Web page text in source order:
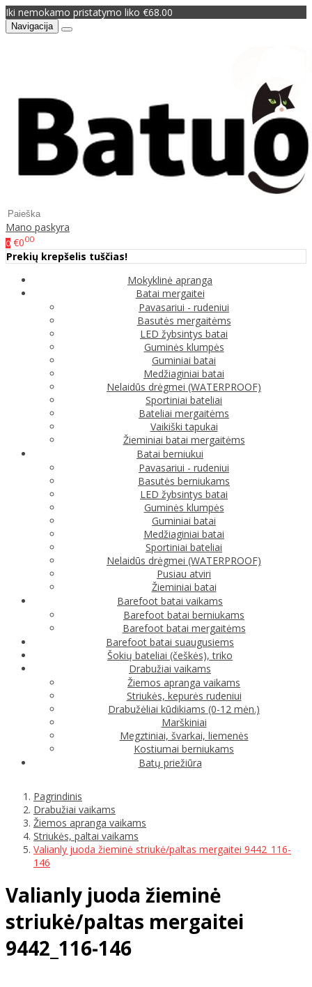
Iki nemokamo pristatymo liko €68.00
Navigacija
Mano paskyra
0 €000
Prekių krepšelis tuščias!
Mokyklinė apranga
Batai mergaitei
Pavasariui - rudeniui
Basutės mergaitėms
LED žybsintys batai
Guminės klumpės
Guminiai batai
Medžiaginiai batai
Nelaidūs drėgmei (WATERPROOF)
Sportiniai bateliai
Bateliai mergaitėms
Vaikiški tapukai
Žieminiai batai mergaitėms
Batai berniukui
Pavasariui - rudeniui
Basutės berniukams
LED žybsintys batai
Guminės klumpės
Guminiai batai
Medžiaginiai batai
Sportiniai bateliai
Nelaidūs drėgmei (WATERPROOF)
Pusiau atviri
Žieminiai batai
Barefoot batai vaikams
Barefoot batai berniukams
Barefoot batai mergaitėms
Barefoot batai suaugusiems
Šokių bateliai (češkės), triko
Drabužiai vaikams
Žiemos apranga vaikams
Striukės, kepurės rudeniui
Drabužėliai kūdikiams (0-12 mėn.)
Marškiniai
Megztiniai, švarkai, liemenės
Kostiumai berniukams
Batų priežiūra
Pagrindinis
Drabužiai vaikams
Žiemos apranga vaikams
Striukės, paltai vaikams
Valianly juoda žieminė striukė/paltas mergaitei 9442_116-
146
Valianly juoda žieminė
striukė/paltas mergaitei
9442_116-146